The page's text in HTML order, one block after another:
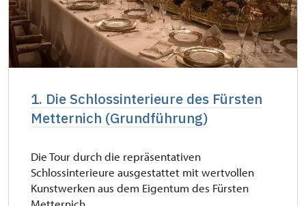
1. Die Schlossinterieure des Fürsten
Metternich (Grundführung)
Die Tour durch die repräsentativen
Schlossinterieure ausgestattet mit wertvollen
Kunstwerken aus dem Eigentum des Fürsten